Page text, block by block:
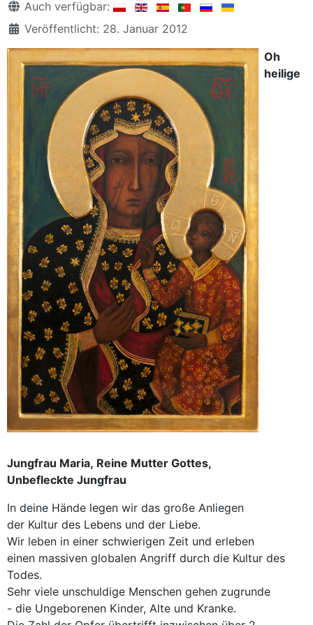
DetailsAuch verfügbar:
Veröffentlicht: 28. Januar 2012
Oh
heilige
Jungfrau Maria, Reine Mutter Gottes,
Unbefleckte Jungfrau
In deine Hände legen wir das große Anliegen
der Kultur des Lebens und der Liebe.
Wir leben in einer schwierigen Zeit und erleben
einen massiven globalen Angriff durch die Kultur des
Todes.
Sehr viele unschuldige Menschen gehen zugrunde
- die Ungeborenen Kinder, Alte und Kranke.